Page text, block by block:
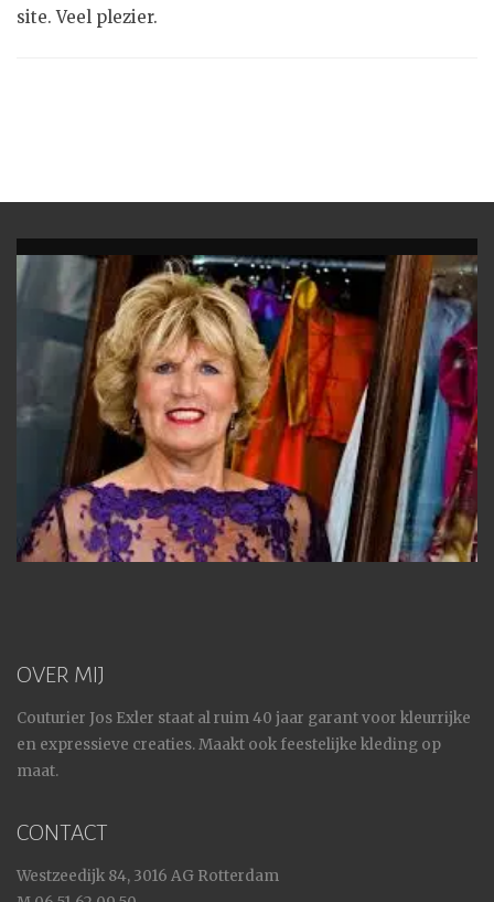
site. Veel plezier.
OVER MIJ
Couturier Jos Exler staat al ruim 40 jaar garant voor kleurrijke
en expressieve creaties. Maakt ook feestelijke kleding op
maat.
CONTACT
Westzeedijk 84, 3016 AG Rotterdam